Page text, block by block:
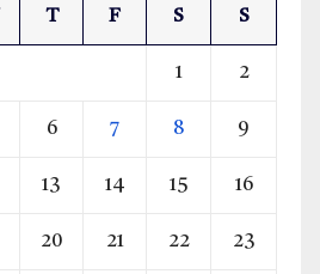
T F S S
1 2
6 7 8 9
13 14 15 16
20 21 22 23